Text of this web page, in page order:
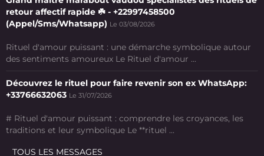
retour affectif rapide ☘️ - +22997458500
(Appel/Sms/Whatsapp) Le 03/08/2026
Rituel d'amour puissant : une démarche symbolique autour
des sentiments amoureux Le Rituel d'amour ...
Découvrez le rituel pour faire revenir son ex WhatsApp:
+33766632063 Le 31/07/2026
# Rituel d'amour puissant : comprendre les croyances, les
traditions et leur symbolique Le **rituel ...
TOUS LES MESSAGES